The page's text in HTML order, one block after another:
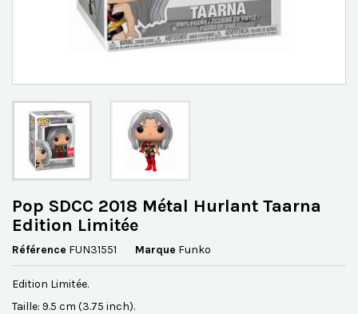
Pop SDCC 2018 Métal Hurlant Taarna
Edition Limitée
Référence FUN31551 Marque Funko
Edition Limitée.
Taille: 9.5 cm (3.75 inch).